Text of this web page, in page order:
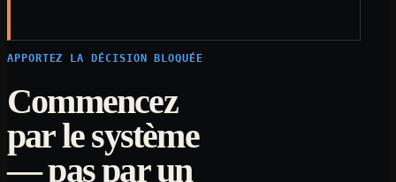
APPORTEZ LA DÉCISION BLOQUÉE
Commencez
par le système
— pas par un